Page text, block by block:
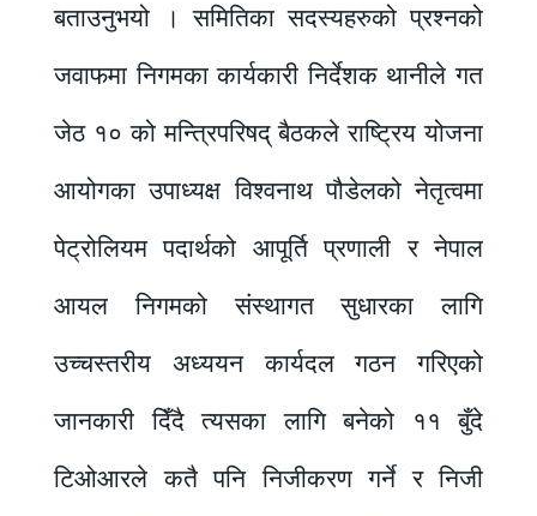
बताउनुभयो । समितिका सदस्यहरुको प्रश्नको
जवाफमा निगमका कार्यकारी निर्देशक थानीले गत
जेठ १० को मन्त्रिपरिषद् बैठकले राष्ट्रिय योजना
आयोगका उपाध्यक्ष विश्वनाथ पौडेलको नेतृत्वमा
पेट्रोलियम पदार्थको आपूर्ति प्रणाली र नेपाल
आयल निगमको संस्थागत सुधारका लागि
उच्चस्तरीय अध्ययन कार्यदल गठन गरिएको
जानकारी दिँदै त्यसका लागि बनेको ११ बुँदे
टिओआरले कतै पनि निजीकरण गर्ने र निजी